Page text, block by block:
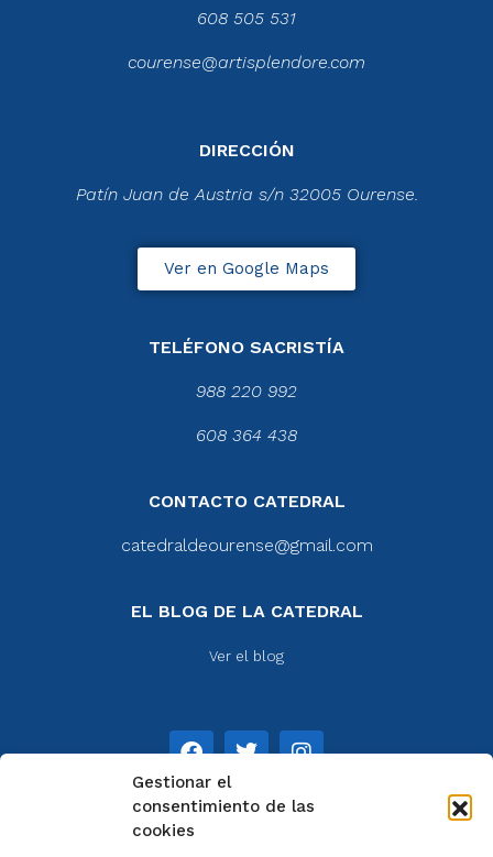
Gestionar el
consentimiento de las
cookies
608 505 531
courense@artisplendore.com
DIRECCIÓN
Patín Juan de Austria s/n 32005 Ourense.
Ver en Google Maps
TELÉFONO SACRISTÍA
988 220 992
608 364 438
CONTACTO CATEDRAL
catedraldeourense@gmail.com
EL BLOG DE LA CATEDRAL
Ver el blog